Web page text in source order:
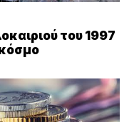
του 1997